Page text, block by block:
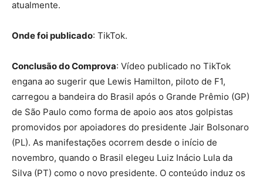
atualmente.
Onde foi publicado: TikTok.
Conclusão do Comprova: Vídeo publicado no TikTok
engana ao sugerir que Lewis Hamilton, piloto de F1,
carregou a bandeira do Brasil após o Grande Prêmio (GP)
de São Paulo como forma de apoio aos atos golpistas
promovidos por apoiadores do presidente Jair Bolsonaro
(PL). As manifestações ocorrem desde o início de
novembro, quando o Brasil elegeu Luiz Inácio Lula da
Silva (PT) como o novo presidente. O conteúdo induz os